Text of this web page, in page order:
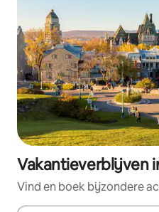
Vakantieverblijven
Vind en boek bijzondere